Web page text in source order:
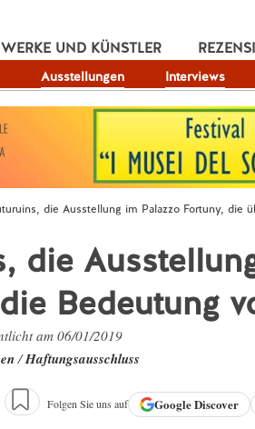
Ausstellungen Interviews
WERKE UND KÜNSTLER
die Ausstellung im Palazzo Fortuny, die
die
Bedeutung
am 06/01/2019
/Haftungsausschluss
Folgen Sie uns auf GoogleDiscover